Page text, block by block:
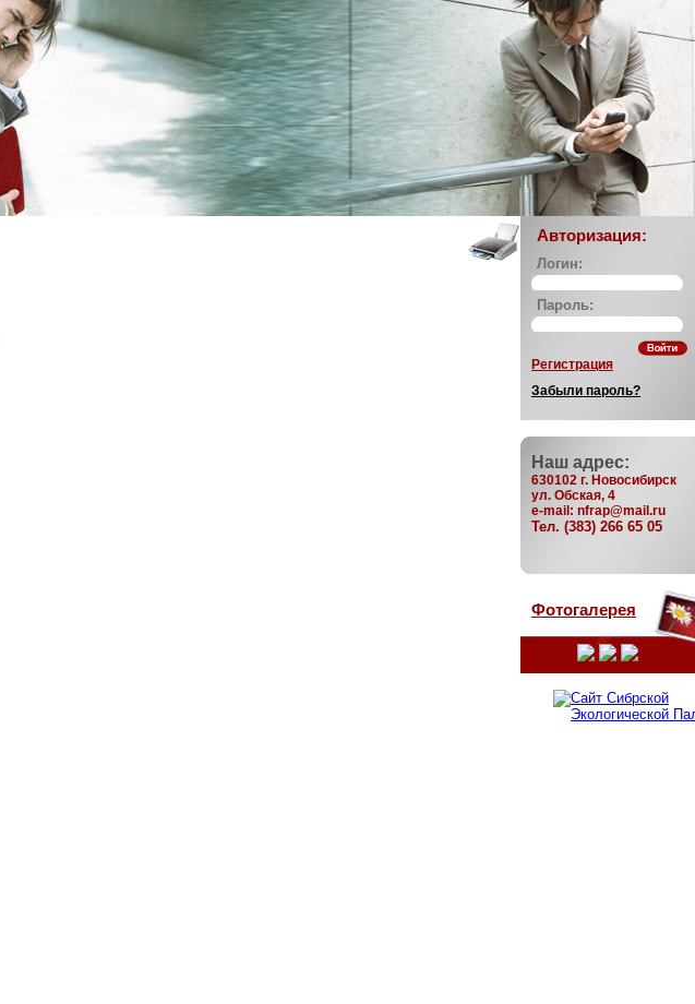
Авторизация:
Логин:
Пароль:
Регистрация
Забыли пароль?
Наш адрес:
630102 г. Новосибирск
ул. Обская, 4
e-mail: nfrap@mail.ru
Тел. (383) 266 65 05
Фотогалерея